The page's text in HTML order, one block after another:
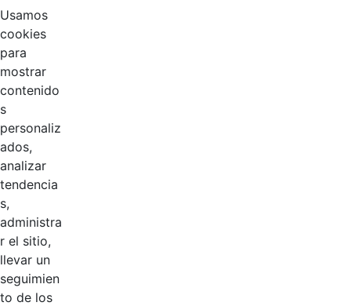
Productos
AÑADIR COMENTARIOS
Usamos
cookies
para
mostrar
contenido
s
personaliz
ados,
analizar
tendencia
s,
administra
r el sitio,
llevar un
seguimien
to de los